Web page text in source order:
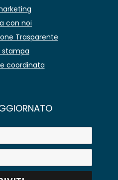
con noi
Trasparente
stampa
coordinata